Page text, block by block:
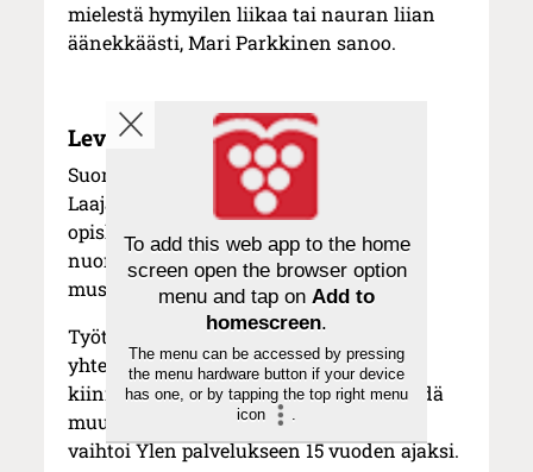
mielestä hymyilen liikaa tai nauran liian
äänekkäästi, Mari Parkkinen sanoo.
Levottoman elämän tarkoitus
Suomeen palattuaan Parkkinen meni
Laajasalon kristilliseen opistoon
opiskelemaan radiotyötä. Hän pääsi
nuorisokanava Kiss FM:n ja MTV3:n
musiikkiohjelmien juontajaksi.
Työt olivat kivoja, mutta
yhteiskunnallisista kysymyksistä
kiinnostunut toimittaja halusi pian tehdä
muutakin kuin nuoriso-ohjelmia. Hän
vaihtoi Ylen palvelukseen 15 vuoden ajaksi.
To add this web app to the home
screen open the browser option
menu and tap on Add to
homescreen.
The menu can be accessed by pressing
the menu hardware button if your device
has one, or by tapping the top right menu
icon
.